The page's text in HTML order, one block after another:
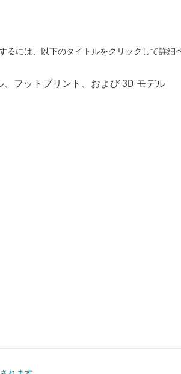
るには、以下のタイトルをクリックして詳細